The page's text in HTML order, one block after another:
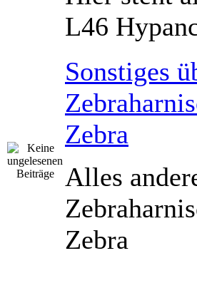
L46
Sonstiges
Zebra
Alles
Zebra